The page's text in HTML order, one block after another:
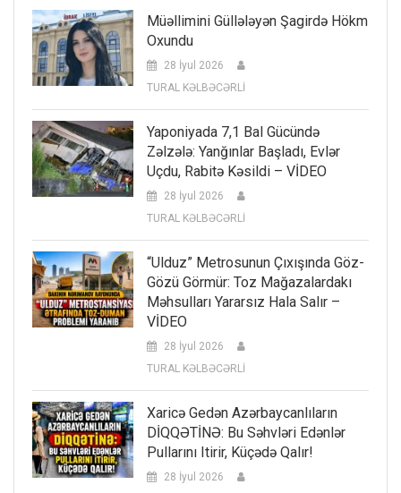
Müəllimini Güllələyən Şagirdə Hökm
Oxundu
28 İyul 2026
TURAL KƏLBƏCƏRLİ
Yaponiyada 7,1 Bal Gücündə
Zəlzələ: Yanğınlar Başladı, Evlər
Uçdu, Rabitə Kəsildi – VİDEO
28 İyul 2026
TURAL KƏLBƏCƏRLİ
“Ulduz” Metrosunun Çıxışında Göz-
Gözü Görmür: Toz Mağazalardakı
Məhsulları Yararsız Hala Salır –
VİDEO
28 İyul 2026
TURAL KƏLBƏCƏRLİ
Xaricə Gedən Azərbaycanlıların
DİQQƏTİNƏ: Bu Səhvləri Edənlər
Pullarını Itirir, Küçədə Qalır!
28 İyul 2026